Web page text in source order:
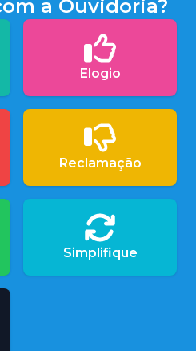
a Ouvidoria?
Elogio
Reclamação
Simplifique